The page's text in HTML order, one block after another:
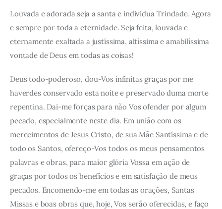
Louvada e adorada seja a santa e indivídua Trindade. Agora
e sempre por toda a eternidade. Seja feita, louvada e
eternamente exaltada a justíssima, altíssima e amabilíssima
vontade de Deus em todas as coisas!
Deus todo-poderoso, dou-Vos infinitas graças por me
haverdes conservado esta noite e preservado duma morte
repentina. Dai-me forças para não Vos ofender por algum
pecado, especialmente neste dia. Em união com os
merecimentos de Jesus Cristo, de sua Mãe Santíssima e de
todo os Santos, ofereço-Vos todos os meus pensamentos
palavras e obras, para maior glória Vossa em ação de
graças por todos os benefícios e em satisfação de meus
pecados. Encomendo-me em todas as orações, Santas
Missas e boas obras que, hoje, Vos serão oferecidas, e faço